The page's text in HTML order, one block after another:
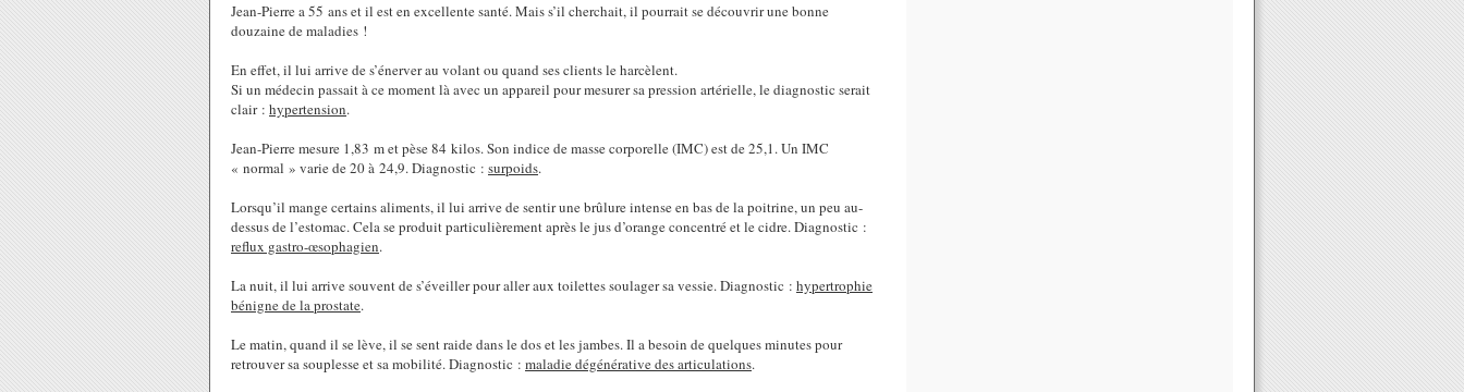
Jean-Pierre a 55 ans et il est en excellente santé. Mais s’il cherchait, il pourrait se découvrir une bonne
douzaine de maladies !
En effet, il lui arrive de s’énerver au volant ou quand ses clients le harcèlent.
Si un médecin passait à ce moment là avec un appareil pour mesurer sa pression artérielle, le diagnostic serait
clair : hypertension.
Jean-Pierre mesure 1,83 m et pèse 84 kilos. Son indice de masse corporelle (IMC) est de 25,1. Un IMC
« normal » varie de 20 à 24,9. Diagnostic : surpoids.
Lorsqu’il mange certains aliments, il lui arrive de sentir une brûlure intense en bas de la poitrine, un peu au-
dessus de l’estomac. Cela se produit particulièrement après le jus d’orange concentré et le cidre. Diagnostic :
reflux gastro-œsophagien.
La nuit, il lui arrive souvent de s’éveiller pour aller aux toilettes soulager sa vessie. Diagnostic : hypertrophie
bénigne de la prostate.
Le matin, quand il se lève, il se sent raide dans le dos et les jambes. Il a besoin de quelques minutes pour
retrouver sa souplesse et sa mobilité. Diagnostic : maladie dégénérative des articulations.